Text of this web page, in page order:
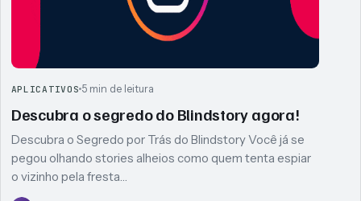
APLICATIVOS 5 min de leitura
Descubra o segredo do Blindstory agora!
Descubra o Segredo por Trás do Blindstory Você já se
pegou olhando stories alheios como quem tenta espiar
o vizinho pela fresta…